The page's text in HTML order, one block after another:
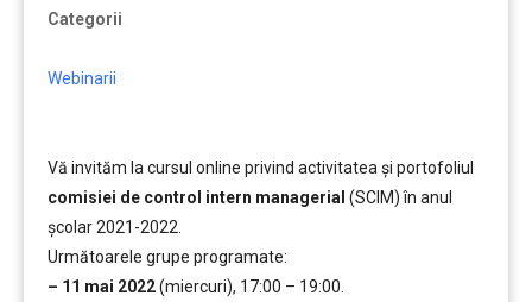
Categorii
Webinarii
Vă invităm la cursul online privind activitatea și portofoliul
comisiei de control intern managerial (SCIM) în anul
școlar 2021-2022.
Următoarele grupe programate:
– 11 mai 2022(miercuri), 17:00 – 19:00.